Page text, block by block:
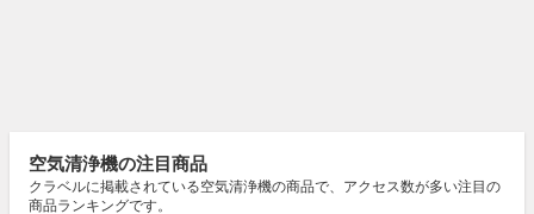
空気清浄機の注目商品
クラベルに掲載されている空気清浄機の商品で、アクセス数が多い注目の
商品ランキングです。